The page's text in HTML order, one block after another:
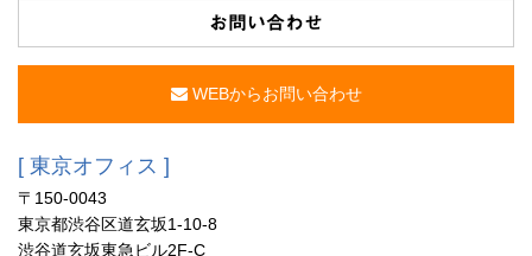
お問い合わせ
WEBからお問い合わせ
[ 東京オフィス ]
〒150-0043
東京都渋谷区道玄坂1-10-8
渋谷道玄坂東急ビル2F-C